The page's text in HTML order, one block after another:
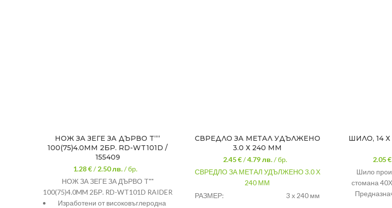
НОЖ ЗА ЗЕГЕ ЗА ДЪРВО T““
100(75)4.0MM 2БР. RD-WT101D /
155409
1.28 €/2.50лв. / бр.
НОЖ ЗА ЗЕГЕ ЗА ДЪРВО T""
100(75)4.0MM 2БР. RD-WT101D RAIDER
Изработени от високовъглеродна
СВРЕДЛО ЗА МЕТАЛ УДЪЛЖЕНО
3.0 Х 240 ММ
2.45 €/4.79лв. / бр.
СВРЕДЛО ЗА МЕТАЛ УДЪЛЖЕНО 3.0 Х
240 ММ
РАЗМЕР:
3 х 240 мм
ШИЛО, 14 Х
2.05 €
Шило
стомана 40Х